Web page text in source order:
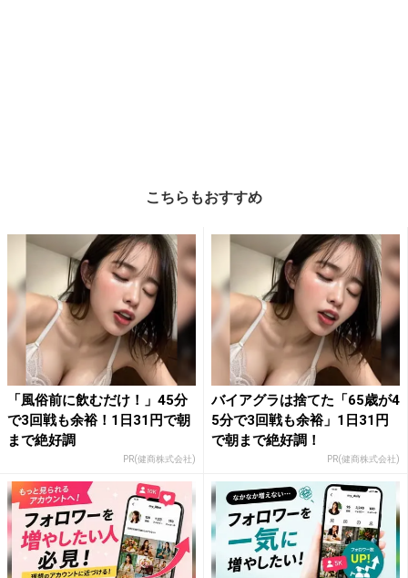
こちらもおすすめ
「風俗前に飲むだけ！」45分
で3回戦も余裕！1日31円で朝
まで絶好調
PR(健商株式会社)
バイアグラは捨てた「65歳が4
5分で3回戦も余裕」1日31円
で朝まで絶好調！
PR(健商株式会社)